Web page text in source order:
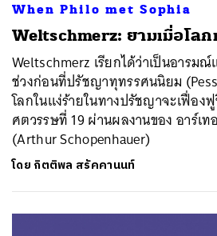
When Philo met Sophia
Weltschmerz: ยามเมื่อโลก
Weltschmerz เรียกได้ว่าเป็นอารม
ช่วงก่อนที่ปรัชญาทุทรรศนนิยม
โลกในแง่ร้ายในทางปรัชญาจะเฟื่อง
ศตวรรษที่ 19 ผ่านผลงานของ อาร์เท
(Arthur Schopenhauer)
โดย กิตติพล สรัคคานนท์
SHARE TWEET